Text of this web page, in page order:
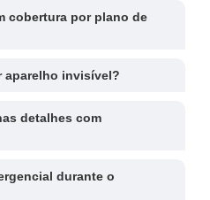
cobertura por plano de
aparelho invisível?
detalhes com
durante o